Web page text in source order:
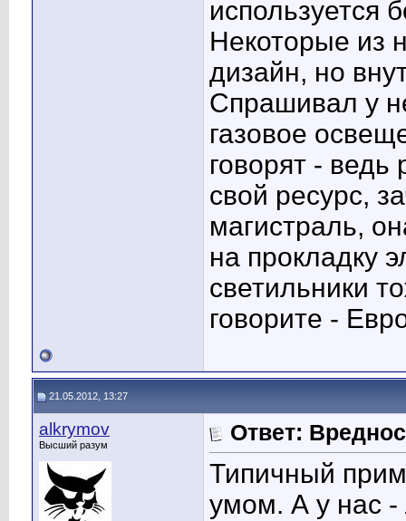
используется
Некоторые из
дизайн, но
Спрашивал у
газовое
говорят -
свой ресурс,
магистраль,
на прокладку
светильники
говорите -
21.05.2012, 13:27
alkrymov
Высший разум Ответ:
Типичный
умом. А у нас -